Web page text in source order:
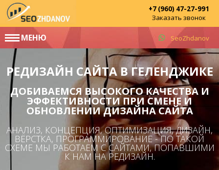
SeoZhdanov
+7 (960) 47-27-991
Заказать звонок
МЕНЮ
РЕДИЗАЙН САЙТА В ГЕЛЕНДЖИКЕ
ДОБИВАЕМСЯ ВЫСОКОГО КАЧЕСТВА И
ЭФФЕКТИВНОСТИ ПРИ СМЕНЕ И
ОБНОВЛЕНИИ ДИЗАЙНА САЙТА
АНАЛИЗ, КОНЦЕПЦИЯ, ОПТИМИЗАЦИЯ, ДИЗАЙН,
ВЁРСТКА, ПРОГРАММИРОВАНИЕ - ПО ТАКОЙ
СХЕМЕ МЫ РАБОТАЕМ С САЙТАМИ, ПОПАВШИМИ
К НАМ НА РЕДИЗАЙН.